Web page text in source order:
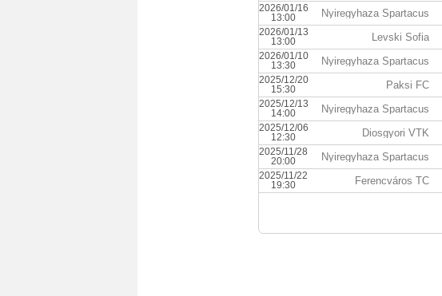
2026/01/16
13:00
Nyiregyhaza Spartacus
2026/01/13
13:00
Levski Sofia
2026/01/10
13:30
Nyiregyhaza Spartacus
2025/12/20
15:30
Paksi FC
2025/12/13
14:00
Nyiregyhaza Spartacus
2025/12/06
12:30
Diosgyori VTK
2025/11/28
20:00
Nyiregyhaza Spartacus
2025/11/22
19:30
Ferencváros TC